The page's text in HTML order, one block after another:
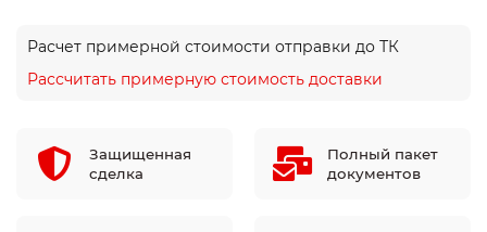
Расчет примерной стоимости отправки до ТК
Рассчитать примерную стоимость доставки
Защищенная
сделка
Полный пакет
документов